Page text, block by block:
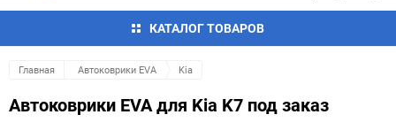
КАТАЛОГ ТОВАРОВ
Главная Автоковрики EVA Kia
Автоковрики EVA для Kia K7 под заказ